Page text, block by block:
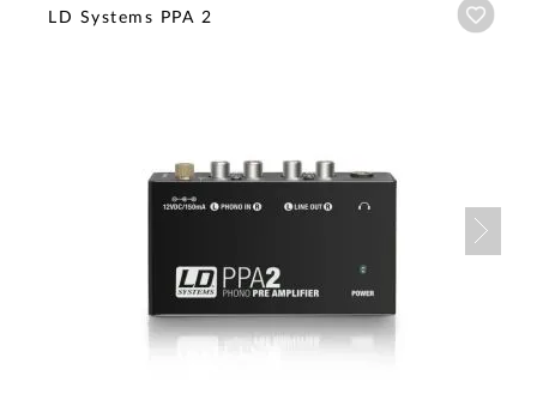
LD Systems PPA 2